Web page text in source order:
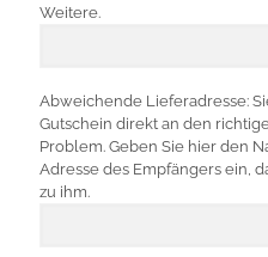
Weitere.
Abweichende Lieferadresse:
Gutschein direkt an den
Problem. Geben Sie hier den
Adresse des Empfängers ein,
zu ihm.